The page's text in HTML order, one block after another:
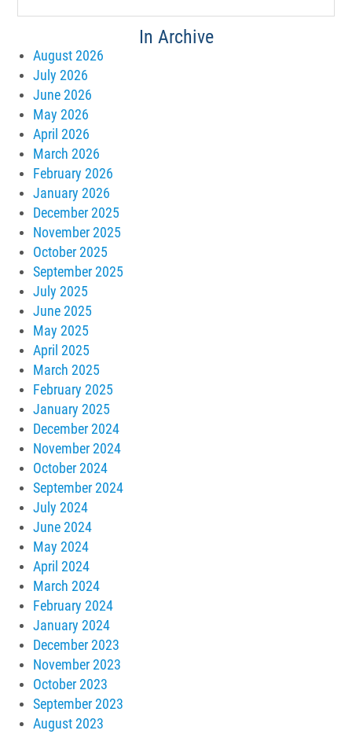
v
In Archive
August 2026
July 2026
June 2026
May 2026
April 2026
March 2026
February 2026
January 2026
December 2025
November 2025
October 2025
September 2025
July 2025
June 2025
May 2025
April 2025
March 2025
February 2025
January 2025
December 2024
November 2024
October 2024
September 2024
July 2024
June 2024
May 2024
April 2024
March 2024
February 2024
January 2024
December 2023
November 2023
October 2023
September 2023
August 2023